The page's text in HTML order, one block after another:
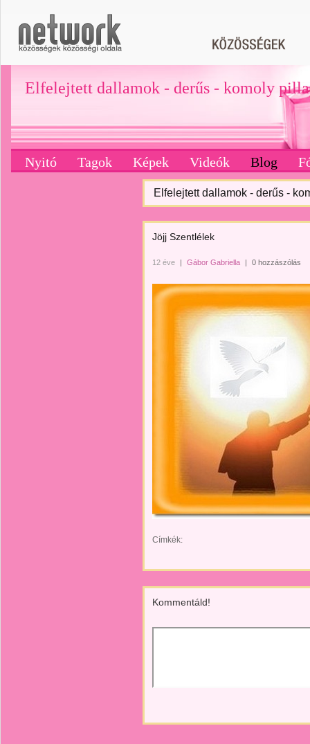
Elfelejtett dallamok - derűs - komoly
Nyitó Tagok Képek Videók Blog
Elfelejtett dallamok - derűs -
Jöjj Szentlélek
12 éve | Gábor Gabriella | 0 hozzászólás
Címkék:
Kommentáld!